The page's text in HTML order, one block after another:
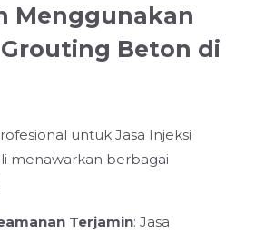
Menggunakan
Beton di
untuk Jasa Injeksi
menawarkan berbagai
Terjamin: Jasa